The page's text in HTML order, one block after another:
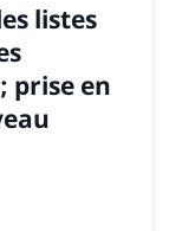
listes
prise en